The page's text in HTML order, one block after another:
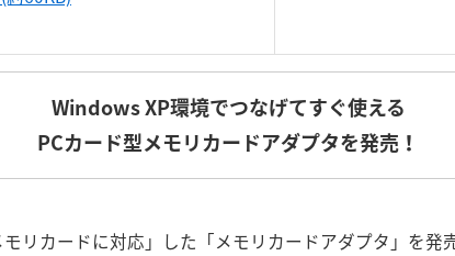
Windows XP環境でつなげてすぐ使える
PCカード型メモリカードアダプタを発売！
リカードに対応」した「メモリカードアダプタ」を発